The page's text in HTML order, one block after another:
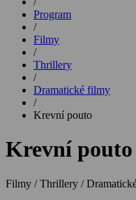
Program
/
Filmy
/
Thrillery
/
Dramatické filmy
/
Krevní pouto
Krevní pouto
Filmy / Thrillery /